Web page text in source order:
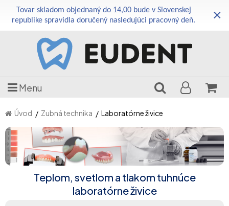
Tovar skladom objednaný do 14,00 bude v Slovenskej
republike spravidla doručený nasledujúci pracovný deň.
×
Menu
Úvod Zubná technika Laboratórne živice
Teplom, svetlom a tlakom tuhnúce
laboratórne živice